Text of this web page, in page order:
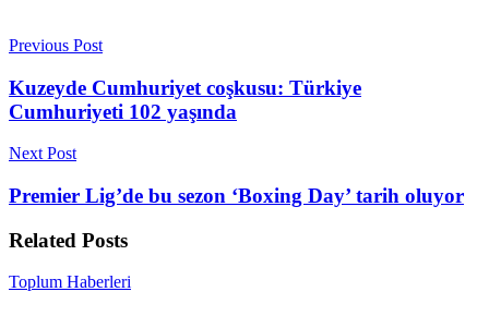
Previous Post
Kuzeyde Cumhuriyet coşkusu: Türkiye
Cumhuriyeti 102 yaşında
Next Post
Premier Lig’de bu sezon ‘Boxing Day’ tarih oluyor
Related Posts
Toplum Haberleri